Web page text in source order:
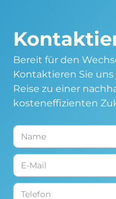
Bereit für den
Kontaktieren Sie
Reise zu einer
kosteneffizienten